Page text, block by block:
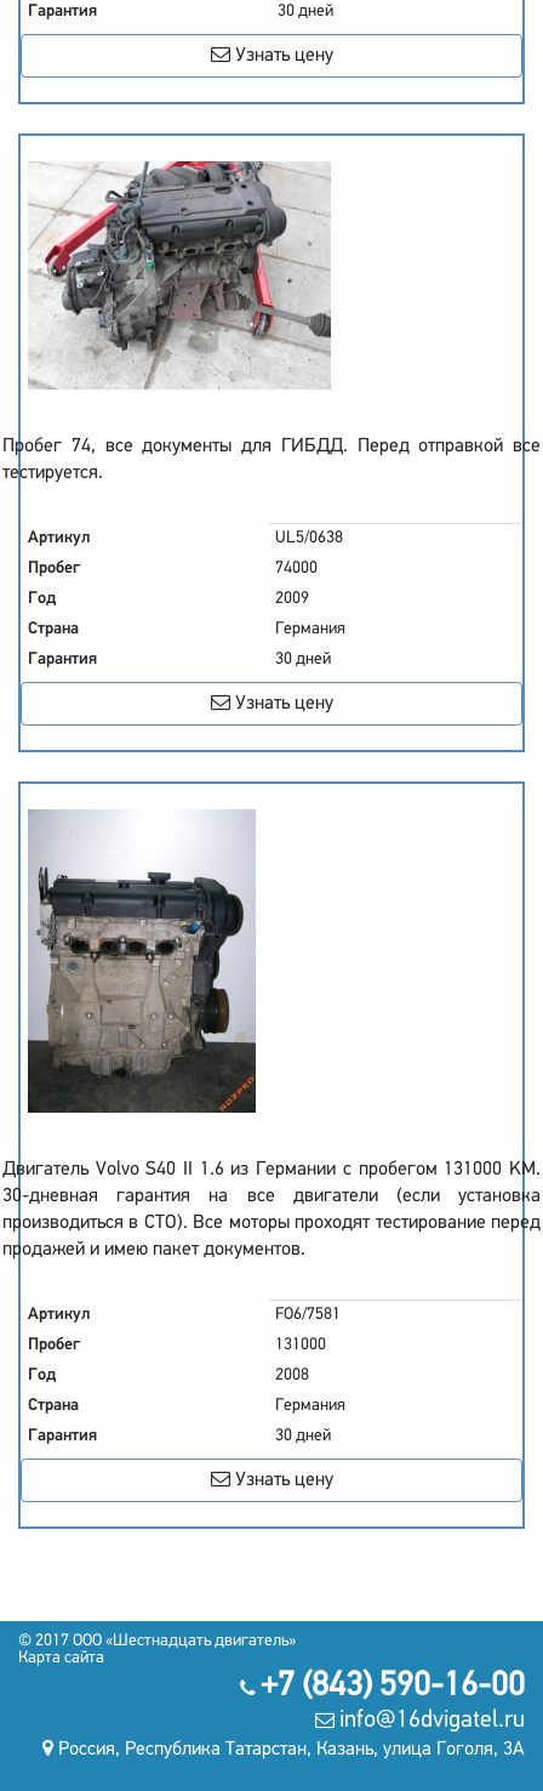
Гарантия
30 дней
Узнать цену
Пробег 74, все документы для ГИБДД. Перед отправкой все
тестируется.
Артикул
UL5/0638
Пробег
74000
Год
2009
Страна
Германия
Гарантия
30 дней
Узнать цену
Двигатель Volvo S40 II 1.6 из Германии с пробегом 131000 KM.
30-дневная гарантия на все двигатели (если установка
производиться в СТО). Все моторы проходят тестирование перед
продажей и имею пакет документов.
Артикул
FO6/7581
Пробег
131000
Год
2008
Страна
Германия
Гарантия
30 дней
Узнать цену
© 2017 OOO «Шестнадцать двигатель»
Карта сайта
+7 (843) 590-16-00
info@16dvigatel.ru
Россия, Республика Татарстан, Казань, улица Гоголя, 3А